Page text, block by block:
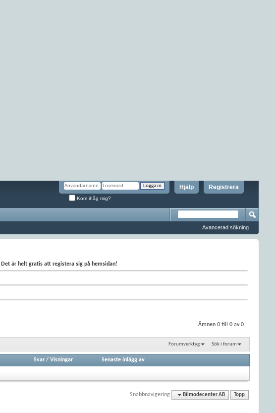
Registrera
Hjälp
Kom ihåg mig?
Avancerad sökning
Det är helt gratis att registera sig på hemsidan!
Ämnen 0 till 0 av 0
Forumverktyg Sök i forum
Svar/ Visningar Senaste inlägg av
Snabbnavigering Bilmodecenter AB Topp